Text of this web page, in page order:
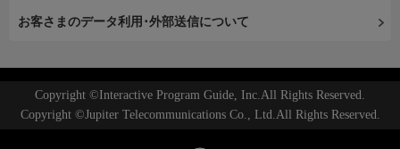
お客さまのデータ利用･外部送信について
Copyright ©Interactive Program Guide, Inc.All Rights Reserved.
Copyright ©Jupiter Telecommunications Co., Ltd.All Rights Reserved.